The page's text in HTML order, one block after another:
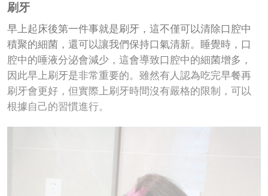
刷牙
早上起床後第一件事就是刷牙，這不僅可以清除口腔中
積聚的細菌，還可以讓我們保持口氣清新。睡覺時，口
腔中的唾液分泌會減少，這會導致口腔中的細菌增多，
因此早上刷牙是非常重要的。雖然有人認為吃完早餐再
刷牙會更好，但實際上刷牙時間沒有嚴格的限制，可以
根據自己的習慣進行。